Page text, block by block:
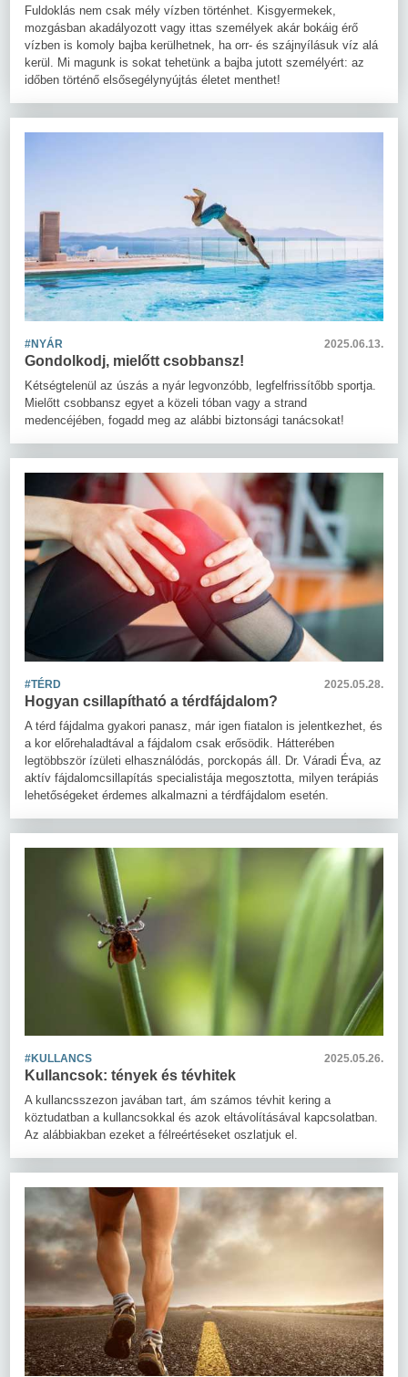
Fuldoklás nem csak mély vízben történhet. Kisgyermekek,
mozgásban akadályozott vagy ittas személyek akár bokáig érő
vízben is komoly bajba kerülhetnek, ha orr- és szájnyílásuk víz alá
kerül. Mi magunk is sokat tehetünk a bajba jutott személyért: az
időben történő elsősegélynyújtás életet menthet!
#NYÁR 2025.06.13.
Gondolkodj, mielőtt csobbansz!
Kétségtelenül az úszás a nyár legvonzóbb, legfelfrissítőbb sportja.
Mielőtt csobbansz egyet a közeli tóban vagy a strand
medencéjében, fogadd meg az alábbi biztonsági tanácsokat!
#TÉRD 2025.05.28.
Hogyan csillapítható a térdfájdalom?
A térd fájdalma gyakori panasz, már igen fiatalon is jelentkezhet, és
a kor előrehaladtával a fájdalom csak erősödik. Hátterében
legtöbbször ízületi elhasználódás, porckopás áll. Dr. Váradi Éva, az
aktív fájdalomcsillapítás specialistája megosztotta, milyen terápiás
lehetőségeket érdemes alkalmazni a térdfájdalom esetén.
#KULLANCS 2025.05.26.
Kullancsok: tények és tévhitek
A kullancsszezon javában tart, ám számos tévhit kering a
köztudatban a kullancsokkal és azok eltávolításával kapcsolatban.
Az alábbiakban ezeket a félreértéseket oszlatjuk el.